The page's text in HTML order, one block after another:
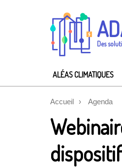
Des
ALÉAS CLIMATIQUES
Accueil Agenda